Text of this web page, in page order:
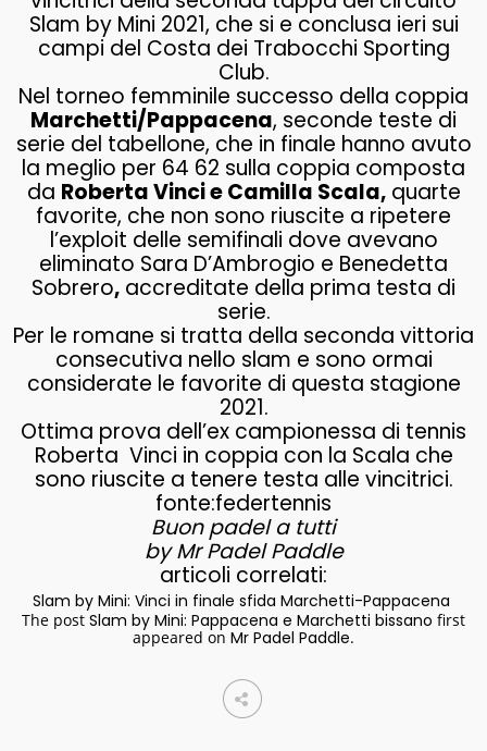
Slam by Mini 2021, che si e conclusa ieri sui
campi del Costa dei Trabocchi Sporting
Club.
Nel torneo femminile successo della coppia
Marchetti/Pappacena, seconde teste di
serie del tabellone, che in finale hanno avuto
la meglio per 64 62 sulla coppia composta
da Roberta Vinci e Camilla Scala,quarte
favorite, che non sono riuscite a ripetere
l’exploit delle semifinali dove avevano
eliminato Sara D’Ambrogio e Benedetta
Sobrero, accreditate della prima testa di
serie.
Per le romane si tratta della seconda vittoria
consecutiva nello slam e sono ormai
considerate le favorite di questa stagione
2021.
Ottima prova dell’ex campionessa di tennis
Roberta Vinci in coppia con la Scala che
sono riuscite a tenere testa alle vincitrici.
fonte:federtennis
Buon padel a tutti
by Mr Padel Paddle
articoli correlati:
Slam by Mini: Vinci in finale sfida Marchetti-Pappacena
The post Slam by Mini: Pappacena e Marchetti bissano first
appeared on Mr Padel Paddle.